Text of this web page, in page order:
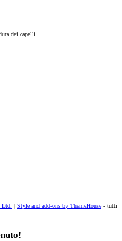
dei capelli
Ltd. Style and add-ons by ThemeHouse - tutti